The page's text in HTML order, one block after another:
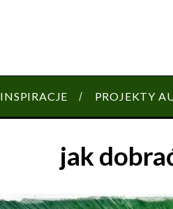
INSPIRACJE PROJEKTY
jak